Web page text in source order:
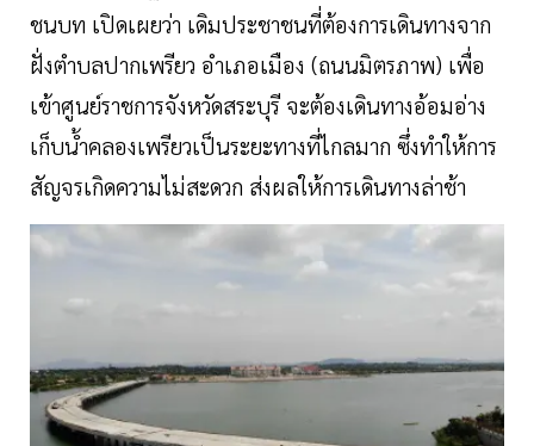
ชนบท เปิดเผยว่า เดิมประชาชนที่ต้องการเดินทางจาก
ฝั่งตำบลปากเพรียว อำเภอเมือง (ถนนมิตรภาพ) เพื่อ
เข้าศูนย์ราชการจังหวัดสระบุรี จะต้องเดินทางอ้อมอ่าง
เก็บน้ำคลองเพรียวเป็นระยะทางที่ไกลมาก ซึ่งทำให้การ
สัญจรเกิดความไม่สะดวก ส่งผลให้การเดินทางล่าช้า